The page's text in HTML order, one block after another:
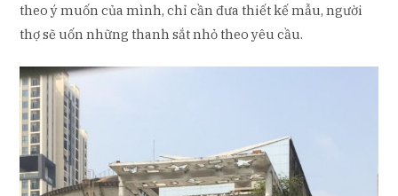
theo ý muốn của mình, chỉ cần đưa thiết kế mẫu, người
thợ sẽ uốn những thanh sắt nhỏ theo yêu cầu.